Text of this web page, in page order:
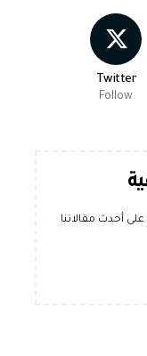
Twitter
Follow
أحدث مقالاتنا